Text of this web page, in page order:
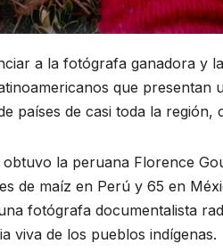
a la fotógrafa ganadora y
que presentan
países de casi toda la
obtuvo la peruana Florence
de maíz en Perú y 65 en
fotógrafa documentalista
viva de los pueblos indígenas.